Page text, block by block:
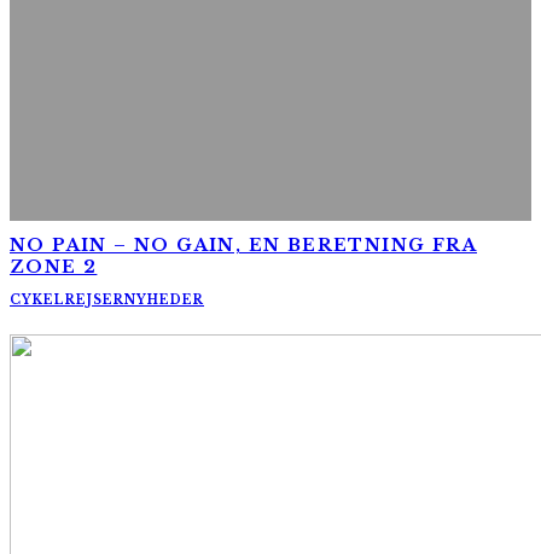
NO PAIN – NO GAIN, EN BERETNING FRA
ZONE 2
CYKELREJSERNYHEDER